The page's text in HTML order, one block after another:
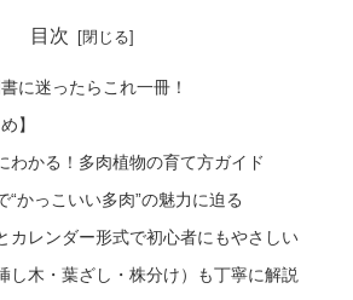
目次
に迷ったらこれ一冊！
】
わかる！多肉植物の育て方ガイド
“かっこいい多肉”の魅力に迫る
カレンダー形式で初心者にもやさしい
し木・葉ざし・株分け）も丁寧に解説